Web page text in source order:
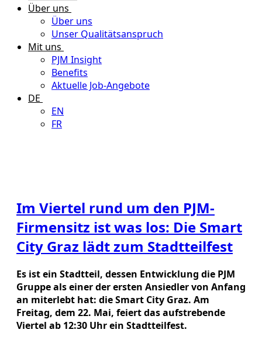
Über uns
Über uns
Unser Qualitätsanspruch
Mit uns
PJM Insight
Benefits
Aktuelle Job-Angebote
DE
EN
FR
Im Viertel rund um den PJM-
Firmensitz ist was los: Die Smart
City Graz lädt zum Stadtteilfest
Es ist ein Stadtteil, dessen Entwicklung die PJM
Gruppe als einer der ersten Ansiedler von Anfang
an miterlebt hat: die Smart City Graz. Am
Freitag, dem 22. Mai, feiert das aufstrebende
Viertel ab 12:30 Uhr ein Stadtteilfest.